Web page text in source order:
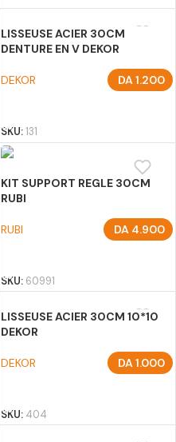
LISSEUSE ACIER 30CM
DENTURE EN V DEKOR
DEKOR DA1.200
SKU:131
KIT SUPPORT REGLE 30CM
RUBI
RUBI DA 4.900
SKU: 60991
LISSEUSE ACIER 30CM 10*10
DEKOR
DEKOR DA1.000
SKU: 404